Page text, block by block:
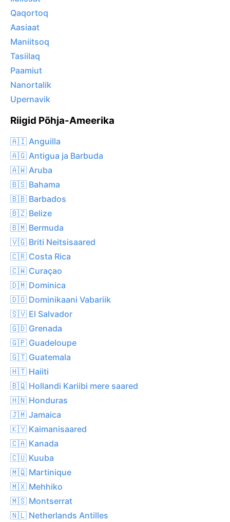
Qaqortoq
Aasiaat
Maniitsoq
Tasiilaq
Paamiut
Nanortalik
Upernavik
Riigid Põhja-Ameerika
🇦🇮 Anguilla
🇦🇬 Antigua ja Barbuda
🇦🇼 Aruba
🇧🇸 Bahama
🇧🇧 Barbados
🇧🇿 Belize
🇧🇲 Bermuda
🇻🇬 Briti Neitsisaared
🇨🇷 Costa Rica
🇨🇼 Curaçao
🇩🇲 Dominica
🇩🇴 Dominikaani Vabariik
🇸🇻 El Salvador
🇬🇩 Grenada
🇬🇵 Guadeloupe
🇬🇹 Guatemala
🇭🇹 Haiiti
🇧🇶 Hollandi Kariibi mere saared
🇭🇳 Honduras
🇯🇲 Jamaica
🇰🇾 Kaimanisaared
🇨🇦 Kanada
🇨🇺 Kuuba
🇲🇶 Martinique
🇲🇽 Mehhiko
🇲🇸 Montserrat
🇳🇱 Netherlands Antilles